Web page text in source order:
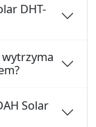
DHT-
wytrzyma
Solar